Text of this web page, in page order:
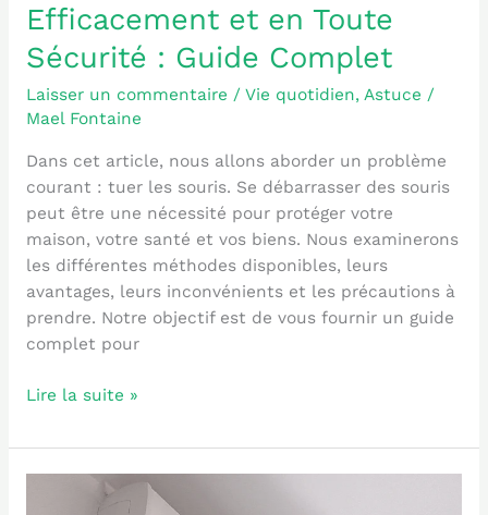
Efficacement et en Toute
Sécurité : Guide Complet
Laisser un commentaire / Vie quotidien, Astuce /
Mael Fontaine
Dans cet article, nous allons aborder un problème
courant : tuer les souris. Se débarrasser des souris
peut être une nécessité pour protéger votre
maison, votre santé et vos biens. Nous examinerons
les différentes méthodes disponibles, leurs
avantages, leurs inconvénients et les précautions à
prendre. Notre objectif est de vous fournir un guide
complet pour
Lire la suite »